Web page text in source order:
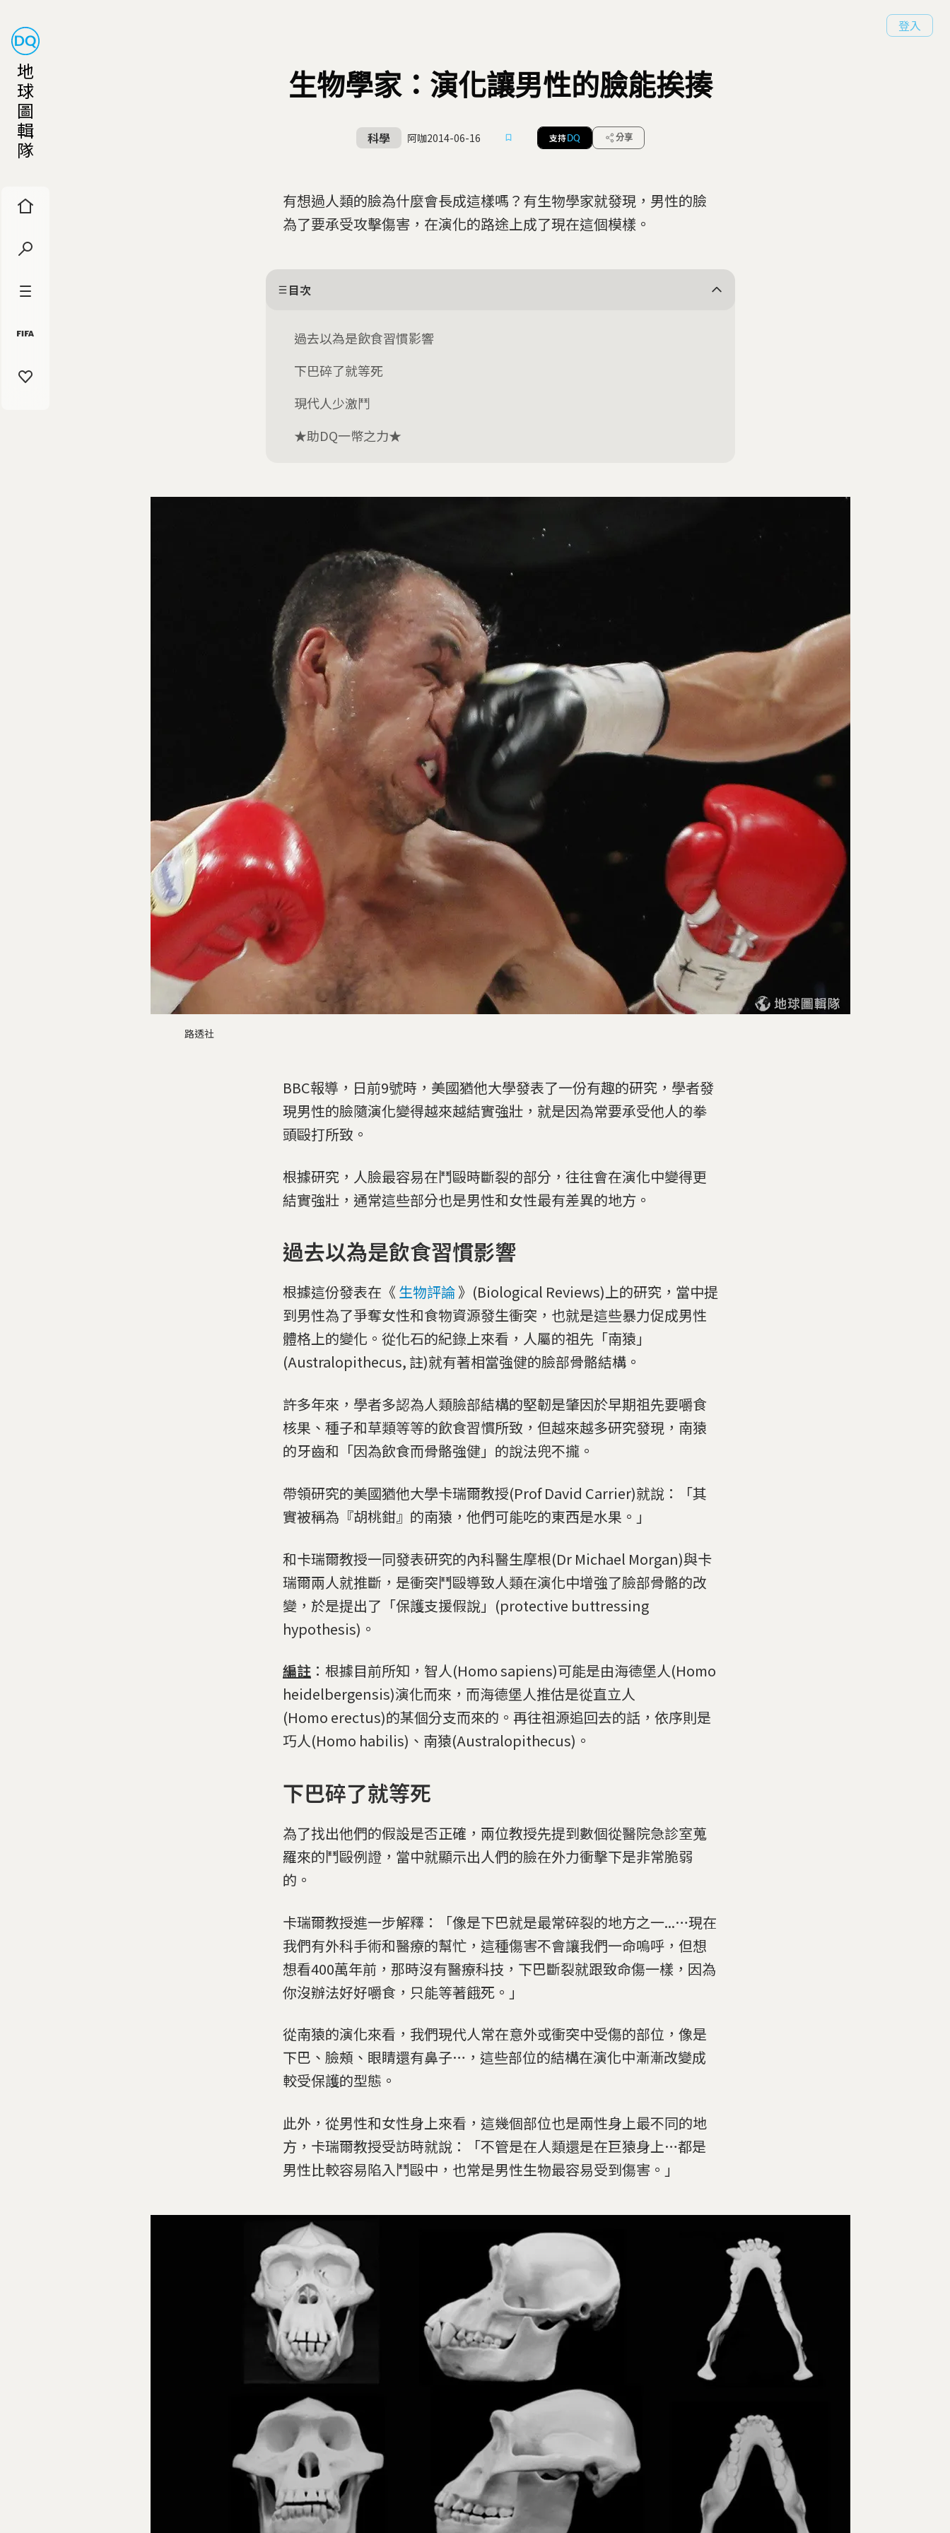
地
球
圖
輯
隊
登入
生物學家：演化讓男性的臉能挨揍
科學 阿咖2014-06-16 支持 DQ 分享
有想過人類的臉為什麼會長成這樣嗎？有生物學家就發現，男性的臉
為了要承受攻擊傷害，在演化的路途上成了現在這個模樣。
目次
過去以為是飲食習慣影響
下巴碎了就等死
現代人少激鬥
★助DQ一幣之力★
路透社
BBC報導，日前9號時，美國猶他大學發表了一份有趣的研究，學者發
現男性的臉隨演化變得越來越結實強壯，就是因為常要承受他人的拳
頭毆打所致。
根據研究，人臉最容易在鬥毆時斷裂的部分，往往會在演化中變得更
結實強壯，通常這些部分也是男性和女性最有差異的地方。
過去以為是飲食習慣影響
根據這份發表在《 生物評論》(Biological Reviews)上的研究，當中提
到男性為了爭奪女性和食物資源發生衝突，也就是這些暴力促成男性
體格上的變化。從化石的紀錄上來看，人屬的祖先「南猿」
(Australopithecus, 註)就有著相當強健的臉部骨骼結構。
許多年來，學者多認為人類臉部結構的堅韌是肇因於早期祖先要嚼食
核果、種子和草類等等的飲食習慣所致，但越來越多研究發現，南猿
的牙齒和「因為飲食而骨骼強健」的說法兜不攏。
帶領研究的美國猶他大學卡瑞爾教授(Prof David Carrier)就說：「其
實被稱為『胡桃鉗』的南猿，他們可能吃的東西是水果。」
和卡瑞爾教授一同發表研究的內科醫生摩根(Dr Michael Morgan)與卡
瑞爾兩人就推斷，是衝突鬥毆導致人類在演化中增強了臉部骨骼的改
變，於是提出了「保護支援假說」(protective buttressing
hypothesis)。
編註 ：根據目前所知，智人(Homo sapiens)可能是由海德堡人(Homo
heidelbergensis)演化而來，而海德堡人推估是從直立人
(Homo erectus)的某個分支而來的。再往祖源追回去的話，依序則是
巧人(Homo habilis)、南猿(Australopithecus)。
下巴碎了就等死
為了找出他們的假設是否正確，兩位教授先提到數個從醫院急診室蒐
羅來的鬥毆例證，當中就顯示出人們的臉在外力衝擊下是非常脆弱
的。
卡瑞爾教授進一步解釋：「像是下巴就是最常碎裂的地方之一...…現在
我們有外科手術和醫療的幫忙，這種傷害不會讓我們一命嗚呼，但想
想看400萬年前，那時沒有醫療科技，下巴斷裂就跟致命傷一樣，因為
你沒辦法好好嚼食，只能等著餓死。」
從南猿的演化來看，我們現代人常在意外或衝突中受傷的部位，像是
下巴、臉頰、眼睛還有鼻子…，這些部位的結構在演化中漸漸改變成
較受保護的型態。
此外，從男性和女性身上來看，這幾個部位也是兩性身上最不同的地
方，卡瑞爾教授受訪時就說：「不管是在人類還是在巨猿身上…都是
男性比較容易陷入鬥毆中，也常是男性生物最容易受到傷害。」